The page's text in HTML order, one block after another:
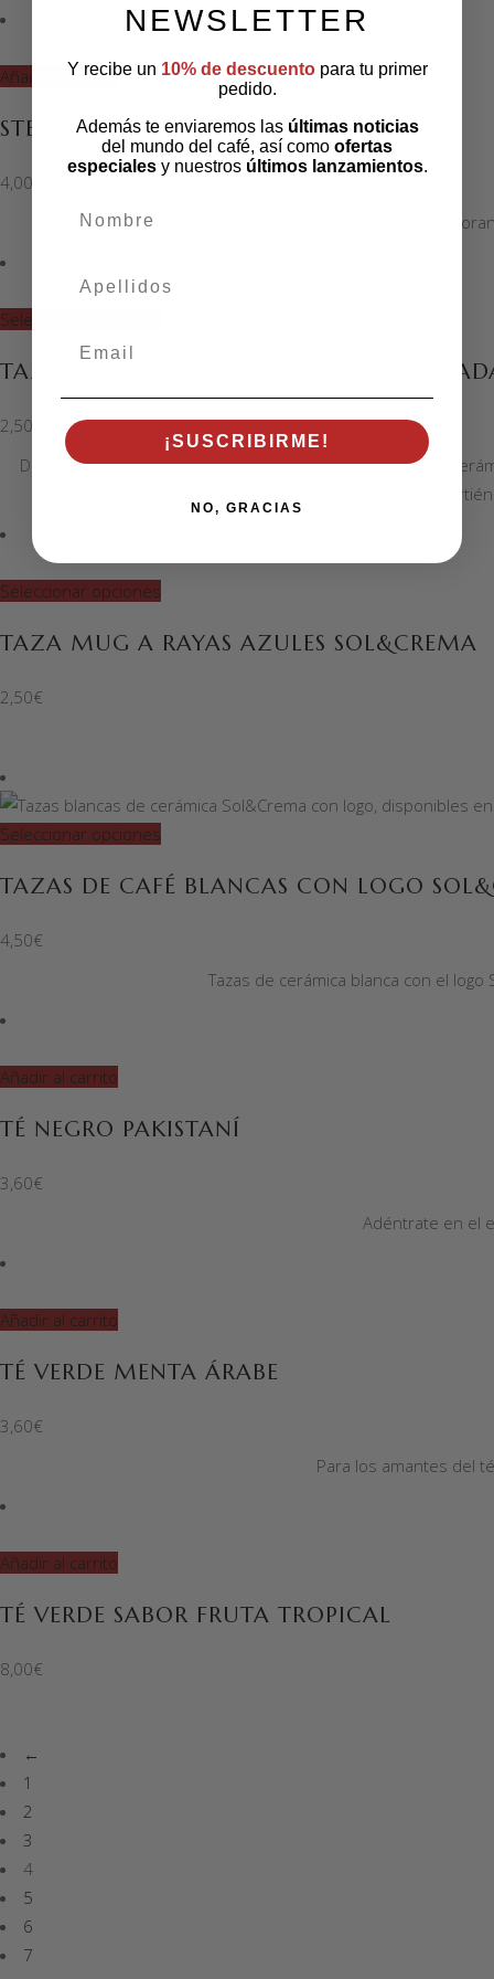
Añadir al carrito
STEVIA
4,00
Seleccionar opciones
TAZA DE CERÁMICA BLANCA
2,50
Disfruta de tus cafés favoritos con esta elegante taza de
estilo de cocina o rincón de café,
Seleccionar opciones
TAZA MUG A RAYAS AZULES SOL&CREMA
2,50€
Seleccionar opciones
TAZAS DE CAFÉ BLANCAS CON LOGO
4,50€
Tazas de cerámica blanca con el
Añadir al carrito
TÉ NEGRO PAKISTANÍ
3,60€
Adéntrate en el
Añadir al carrito
TÉ VERDE MENTA ÁRABE
3,60€
Para los amantes del
Añadir al carrito
TÉ VERDE SABOR FRUTA TROPICAL
8,00€
←
1
2
3
4
5
6
7
NEWSLETTER
Y recibe un 10% de descuentopara tu primer
pedido.
Además te enviaremos las últimas noticias
del mundo del café, así como ofertas
especialesy nuestros últimos lanzamientos.
¡SUSCRIBIRME!
NO, GRACIAS